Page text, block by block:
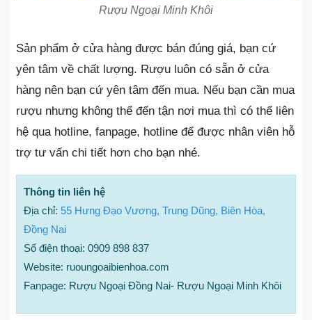
Rượu Ngoại Minh Khôi
Sản phẩm ở cửa hàng được bán đúng giá, bạn cứ
yên tâm về chất lượng. Rượu luôn có sẵn ở cửa
hàng nên bạn cứ yên tâm đến mua. Nếu bạn cần mua
rượu nhưng không thể đến tận nơi mua thì có thể liên
hệ qua hotline, fanpage, hotline để được nhân viên hỗ
trợ tư vấn chi tiết hơn cho bạn nhé.
Thông tin liên hệ
Địa chỉ: 55 Hưng Đạo Vương, Trung Dũng, Biên Hòa,
Đồng Nai
Số điện thoại: 0909 898 837
Website: ruoungoaibienhoa.com
Fanpage: Rượu Ngoại Đồng Nai- Rượu Ngoại Minh Khôi